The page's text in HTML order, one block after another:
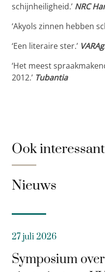
schijnheiligheid.’ NRC
‘Akyols zinnen hebben
‘Een literaire ster.’
‘Het meest
2012.’ Tubantia
Ook interessant
Nieuws
27 juli 2026
Symposium